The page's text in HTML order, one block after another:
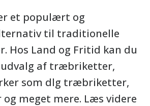
et populært og
til traditionelle
Hos Land og Fritid kan du
af træbriketter,
som dlg træbriketter,
meget mere. Læs videre